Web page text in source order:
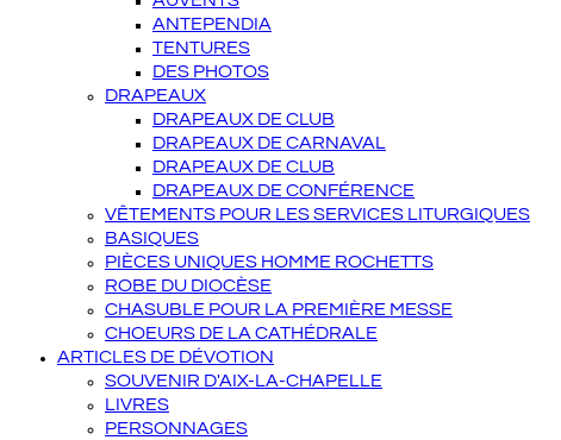
ANTEPENDIA
TENTURES
DES PHOTOS
DRAPEAUX
DRAPEAUX DE CLUB
DRAPEAUX DE CARNAVAL
DRAPEAUX DE CLUB
DRAPEAUX DE CONFÉRENCE
VÊTEMENTS POUR LES SERVICES LITURGIQUES
BASIQUES
PIÈCES UNIQUES HOMME ROCHETTS
ROBE DU DIOCÈSE
CHASUBLE POUR LA PREMIÈRE MESSE
CHOEURS DE LA CATHÉDRALE
ARTICLES DE DÉVOTION
SOUVENIR D'AIX-LA-CHAPELLE
LIVRES
PERSONNAGES